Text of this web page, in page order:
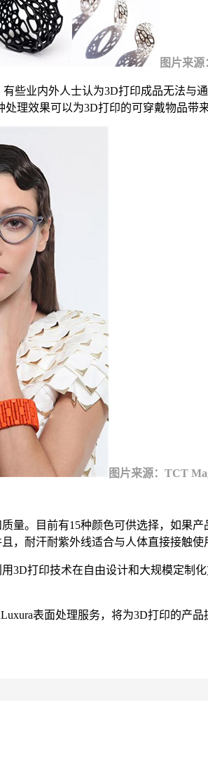
图片来源
些业内外人士认为3D打印成品无法与
理效果可以为3D打印的可穿戴物品带
图片来源：TCT
量。目前有15种颜色可供选择，如果
，耐汗耐紫外线适合与人体直接接触使
3D打印技术在自由设计和大规模定制
表面处理服务，将为3D打印的产